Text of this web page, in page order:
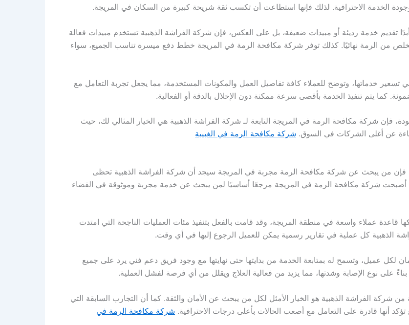
وجودة الخدمة الاحترافية. لذلك فإنها استطاعت أن تكسب ثقة شريحة كبيرة من السكان في المريجة.
تقديم خدمة رديئة أو مبيدات ضعيفة، بل على العكس، فإن شركة الفراشة الذهبية تستخدم مبيدات فعالة
من الرمة نهائيًا. كذلك توفر شركة مكافحة الرمة في المريجة خطط دفع ميسرة تناسب الجميع، سواء
تسعير خدماتها، وتوضح للعملاء كافة تفاصيل العمل والمكونات المستخدمة، مما يجعل تجربة التعامل مع
كما يتم تنفيذ الخدمة بأقصى سرعة ممكنة دون الإخلال بالدقة أو الفعالية.
فإن شركة مكافحة الرمة في المريجة التابعة لـ شركة الفراشة الذهبية هي الخيار المثالي لك، حيث
عن أغلى الشركات في السوق. شركة مكافحة الرمة في الغبيبة
فإن من يبحث عن شركة مكافحة الرمة مجربة في المريجة سيجد أن شركة الفراشة الذهبية تحظى
أصبحت شركة مكافحة الرمة في المريجة مرجعًا أساسيًا لمن يبحث عن خدمة مجربة وموثوقة في القضاء
قاعدة عملاء واسعة في منطقة المريجة، وقد قامت بالفعل بتنفيذ مئات العمليات الناجحة التي امتدت
الذهبية كل عملية في تقارير رسمية يمكن للعميل الرجوع إليها في أي وقت.
لكل عميل، وتسمح له بمتابعة الخدمة من بدايتها حتى نهايتها مع وجود فريق دعم فني يرد على جميع
نوع الإصابة وشدتها، مما يزيد من فعالية العلاج ويقلل من أي فرصة لفشل العملية.
شركة الفراشة الذهبية هو الخيار الأمثل لكل من يبحث عن الأمان والثقة. كما أن التجارب السابقة التي
أنها قادرة على التعامل مع أصعب الحالات بأعلى درجات الاحترافية. شركة مكافحة الرمة في